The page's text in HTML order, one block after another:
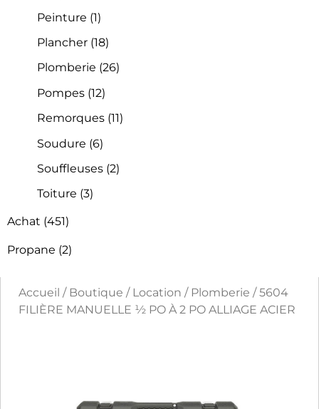
Peinture (1)
Plancher (18)
Plomberie (26)
Pompes (12)
Remorques (11)
Soudure (6)
Souffleuses (2)
Toiture (3)
Achat (451)
Propane (2)
Accueil / Boutique / Location / Plomberie / 5604
FILIÈRE MANUELLE ½ PO À 2 PO ALLIAGE ACIER